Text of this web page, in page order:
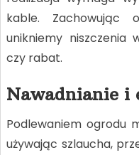
kable. Zachowując
unikniemy niszczenia
czy rabat.
Nawadnianie i
Podlewaniem ogrodu
używając szlaucha,